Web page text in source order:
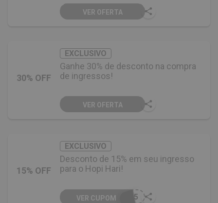
VER OFERTA
30% OFF
EXCLUSIVO
Ganhe 30% de desconto na compra
de ingressos!
VER OFERTA
15% OFF
EXCLUSIVO
Desconto de 15% em seu ingresso
para o Hopi Hari!
H15
VER CUPOM